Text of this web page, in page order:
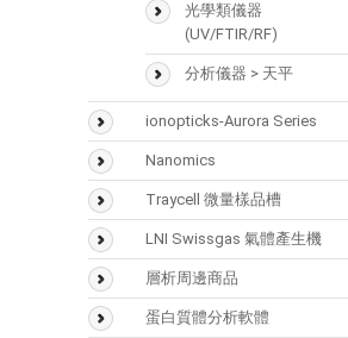
Accucore
Acclaim
Hypercarb
Syncronis
光學類儀器
(UV/FTIR/RF)
分析儀器 > 天平
ionopticks-Aurora Series
Nanomics
Traycell 微量樣品槽
LNI Swissgas 氣體產生機
層析周邊商品
Vaplock
蛋白質體分析軟體